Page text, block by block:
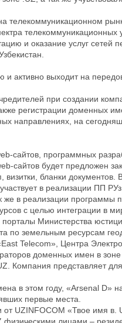
телекоммуникационном
и оказание услуг
активно выходит на
при создании
регистрации доменных
направлениях, на
сайтов, программных
сайтов будет предложен
бланки документов.
в реализации ПП
же в реализации
с целью интеграции в
Министерства
по земельным ресурсам
Telecom», Центра
доменных имен в
Компания представляет
в этом году, «Arsenal D»
первые места.
UZINFOCOM «Твое имя